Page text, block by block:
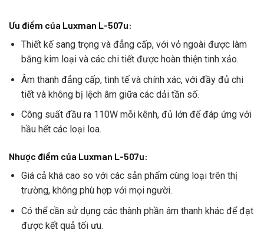
Ưu điểm của Luxman L-507u:
Thiết kế sang trọng và đẳng cấp, với vỏ ngoài được làm
bằng kim loại và các chi tiết được hoàn thiện tinh xảo.
Âm thanh đẳng cấp, tinh tế và chính xác, với đầy đủ chi
tiết và không bị lệch âm giữa các dải tần số.
Công suất đầu ra 110W mỗi kênh, đủ lớn để đáp ứng với
hầu hết các loại loa.
Nhược điểm của Luxman L-507u:
Giá cả khá cao so với các sản phẩm cùng loại trên thị
trường, không phù hợp với mọi người.
Có thể cần sử dụng các thành phần âm thanh khác để đạt
được kết quả tối ưu.